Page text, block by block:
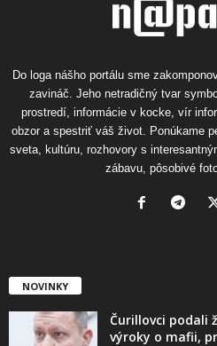
Do loga nášho portálu sme
zavináč. Jeho netradičný tvar
prostredí, informácie v kocke, vír
obzor a spestriť váš život. Ponúkame
sveta, kultúru, rozhovory s
zábavu, pôsobivé
NOVINKY
Čurillovci podali
výroky o mafii,